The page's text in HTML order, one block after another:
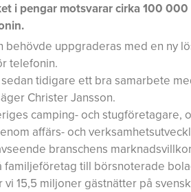
i pengar motsvarar cirka 100
behövde uppgraderas med en ny
telefonin.
tidigare ett bra samarbete
Christer Jansson.
camping- och stugföretagare,
affärs- och
branschens
familjeföretag till börsnoterade
15,5 miljoner gästnätter på